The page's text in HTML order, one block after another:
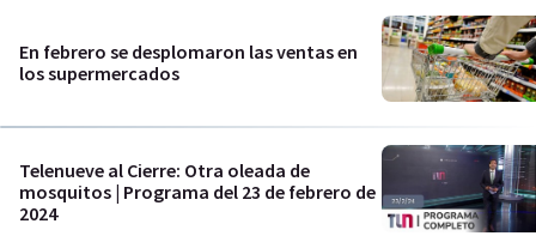
En febrero se desplomaron las ventas en
los supermercados
Telenueve al Cierre: Otra oleada de
mosquitos | Programa del 23 de febrero de
2024